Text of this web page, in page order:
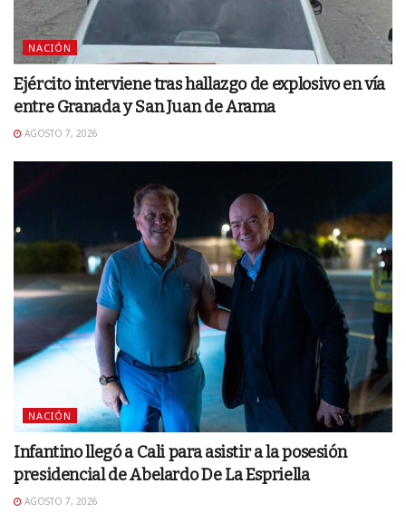
NACIÓN
Ejército interviene tras hallazgo de explosivo en vía
entre Granada y San Juan de Arama
AGOSTO 7, 2026
NACIÓN
Infantino llegó a Cali para asistir a la posesión
presidencial de Abelardo De La Espriella
AGOSTO 7, 2026